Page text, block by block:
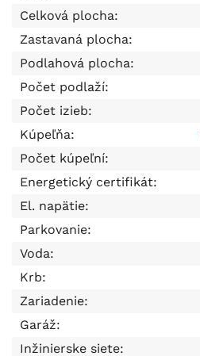
Celková plocha:
Zastavaná plocha:
Podlahová plocha:
Počet podlaží:
Počet izieb:
Kúpeľňa:
Počet kúpeľní:
Energetický certifikát:
El. napätie:
Parkovanie:
Voda:
Krb:
Zariadenie:
Garáž:
Inžinierske siete: